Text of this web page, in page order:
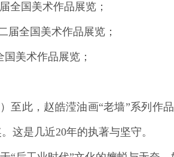
国美术作品展览；
全国美术作品展览；
美术作品展览；
此，赵皓滢油画“老墙”系列作
这是几近20年的执著与坚守。